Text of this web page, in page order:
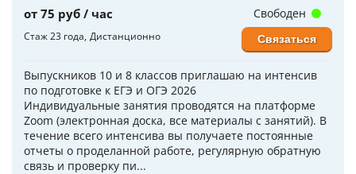
от 75 руб / час
Стаж 23 года Дистанционно
Выпускников 10 и 8 классов приглашаю на интенсив
по подготовке к ЕГЭ и ОГЭ 2026
Индивидуальные занятия проводятся на платформе
Zoom (электронная доска, все материалы с занятий). В
течение всего интенсива вы получаете постоянные
отчеты о проделанной работе, регулярную обратную
связь и проверку пи...
Свободен
Связаться